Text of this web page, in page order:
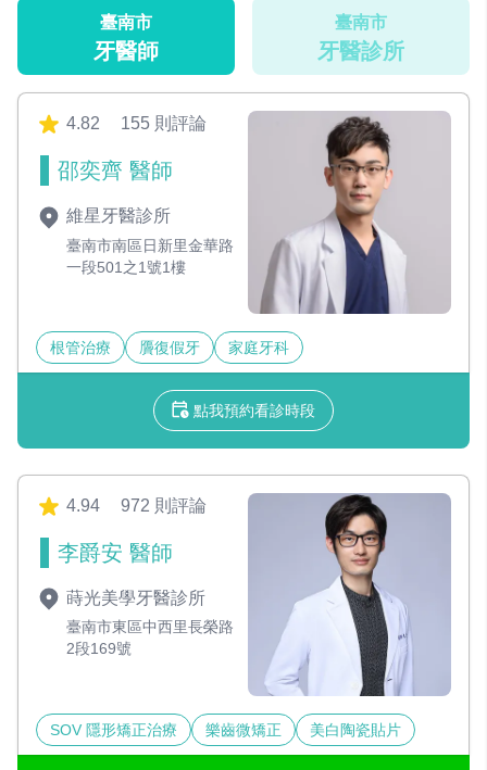
臺南市
牙醫師
臺南市
牙醫診所
4.82 155 則評論
邵奕齊 醫師
維星牙醫診所
臺南市南區日新里金華路
一段501之1號1樓
根管治療 贗復假牙 家庭牙科
點我預約看診時段
4.94 972 則評論
李爵安 醫師
蒔光美學牙醫診所
臺南市東區中西里長榮路
2段169號
SOV 隱形矯正治療 樂齒微矯正 美白陶瓷貼片